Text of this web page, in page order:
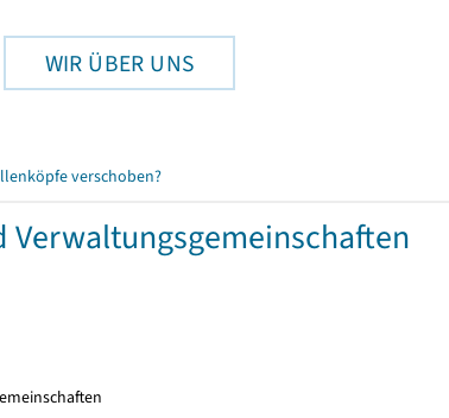
WIR ÜBER UNS
verschoben?
Verwaltungsgemeinschaften